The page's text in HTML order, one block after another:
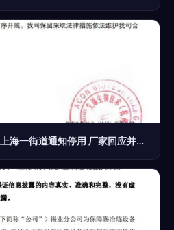
抗原试剂盒厂内检出阳性 上海一街道通知停用 厂家回应并强调正常产品安全